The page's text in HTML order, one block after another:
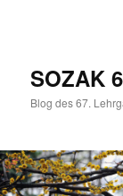
SOZAK
Blog des 67.